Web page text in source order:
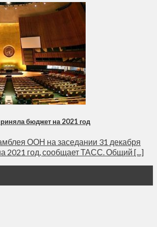
бюджет на 2021 год
ООН на заседании 31 декабря
2021 год, сообщает ТАСС. Общий [...]